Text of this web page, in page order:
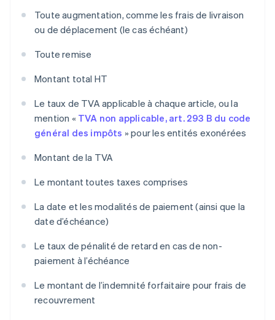
Toute augmentation, comme les frais de livraison
ou de déplacement (le cas échéant)
Toute remise
Montant total HT
Le taux de TVA applicable à chaque article, ou la
mention « TVA non applicable, art. 293 B du code
général des impôts » pour les entités exonérées
Montant de la TVA
Le montant toutes taxes comprises
La date et les modalités de paiement (ainsi que la
date d’échéance)
Le taux de pénalité de retard en cas de non-
paiement à l’échéance
Le montant de l’indemnité forfaitaire pour frais de
recouvrement